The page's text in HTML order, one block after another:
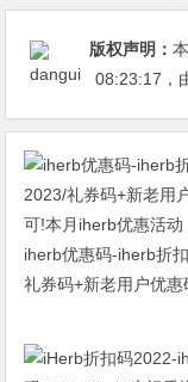
版权声明：
08:23:17 ，
iherb优惠码-iherb折
礼券码+新老用户优惠